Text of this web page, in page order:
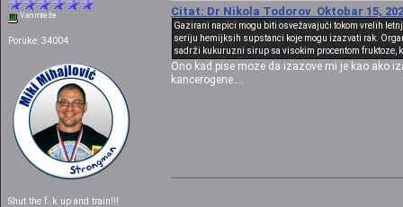
Van mreže
Poruke: 34004
Shut the f..k up and train!!!
Citat: Dr Nikola Todorov Oktobar 15,
Gazirani napici mogu biti osvežavajući tokom vrelih
seriju hemijksih supstanci koje mogu izazvati rak.
sadrži kukuruzni sirup sa visokim procentom fruktoze,
Ono kad pise moze da izazove mi je kao ako
kancerogene....